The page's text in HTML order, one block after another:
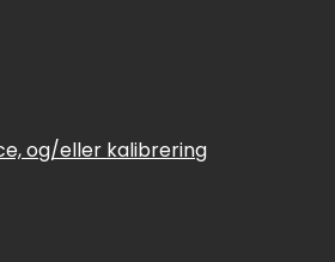
og/eller kalibrering